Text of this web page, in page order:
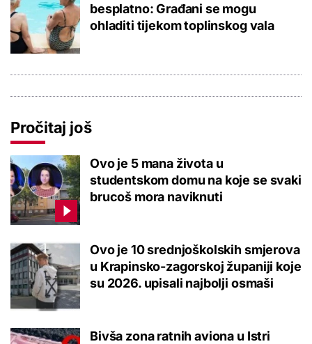
besplatno: Građani se mogu
ohladiti tijekom toplinskog vala
Pročitaj još
Ovo je 5 mana života u
studentskom domu na koje se svaki
brucoš mora naviknuti
Ovo je 10 srednjoškolskih smjerova
u Krapinsko-zagorskoj županiji koje
su 2026. upisali najbolji osmaši
Bivša zona ratnih aviona u Istri